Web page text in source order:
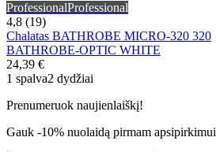
ProfessionalProfessional
4,8 (19)
Chalatas BATHROBE MICRO-320 320
BATHROBE-OPTIC WHITE
24,39 €
1 spalva2 dydžiai
Prenumeruok naujienlaiškį!
Gauk -10% nuolaidą pirmam apsipirkimui